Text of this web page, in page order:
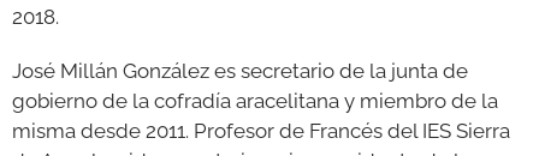
2018.
José Millán González es secretario de la junta de
gobierno de la cofradía aracelitana y miembro de la
misma desde 2011. Profesor de Francés del IES Sierra